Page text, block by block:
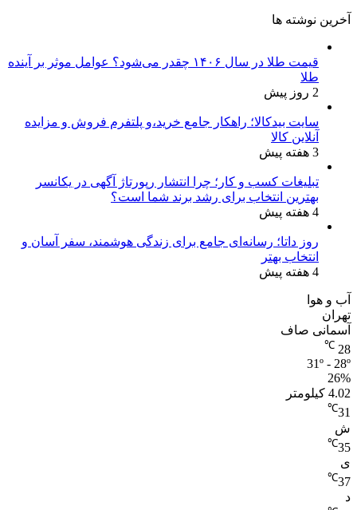
آخرین نوشته ها
قیمت طلا در سال ۱۴۰۶ چقدر می‌شود؟ عوامل موثر بر آینده
طلا
2 روز پیش
سایت بیدکالا؛ راهکار جامع خرید،و پلتفرم فروش و مزایده
آنلاین کالا
3 هفته پیش
تبلیغات کسب و کار؛ چرا انتشار رپورتاژ آگهی در یکانسر
بهترین انتخاب برای رشد برند شما است؟
4 هفته پیش
روز داتا؛ رسانه‌ای جامع برای زندگی هوشمند، سفر آسان و
انتخاب بهتر
4 هفته پیش
آب و هوا
تهران
آسمانی صاف
28
℃
31º - 28º
26%
4.02 کیلومتر
31
℃
ش
35
℃
ی
37
℃
د